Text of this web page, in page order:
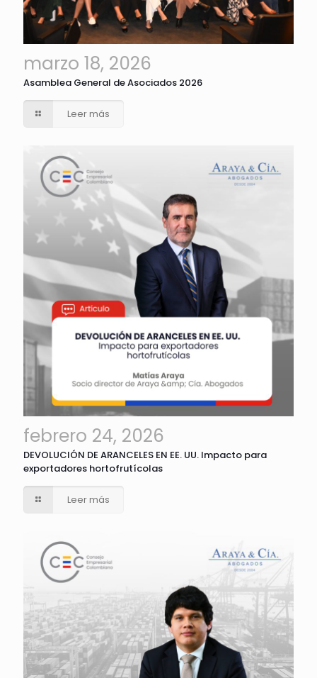
marzo 18, 2026
Asamblea General de Asociados 2026
Leer más
febrero 24, 2026
DEVOLUCIÓN DE ARANCELES EN EE. UU. Impacto para
exportadores hortofrutícolas
Leer más